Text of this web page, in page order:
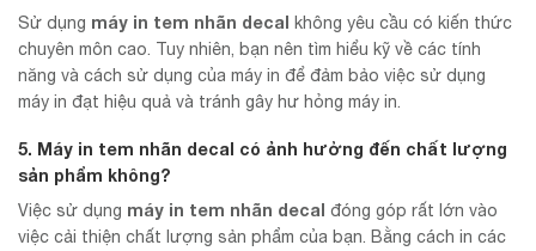
Sử dụng máy in tem nhãn decal không yêu cầu có kiến thức
chuyên môn cao. Tuy nhiên, bạn nên tìm hiểu kỹ về các tính
năng và cách sử dụng của máy in để đảm bảo việc sử dụng
máy in đạt hiệu quả và tránh gây hư hỏng máy in.
5. Máy in tem nhãn decal có ảnh hưởng đến chất lượng
sản phẩm không?
Việc sử dụng máy in tem nhãn decal đóng góp rất lớn vào
việc cải thiện chất lượng sản phẩm của bạn. Bằng cách in các